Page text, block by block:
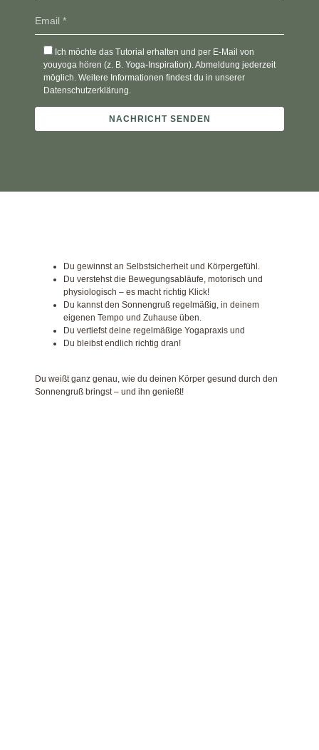
Ich möchte das Tutorial erhalten und per E-Mail von
youyoga hören (z. B. Yoga-Inspiration). Abmeldung jederzeit
möglich. Weitere Informationen findest du in unserer
Datenschutzerklärung.
Du gewinnst an Selbstsicherheit und Körpergefühl.
Du verstehst die Bewegungsabläufe, motorisch und
physiologisch – es macht richtig Klick!
Du kannst den Sonnengruß regelmäßig, in deinem
eigenen Tempo und Zuhause üben.
Du vertiefst deine regelmäßige Yogapraxis und
Du bleibst endlich richtig dran!
Du weißt ganz genau,wie du deinen Körper gesund durch den
Sonnengruß bringst – und ihn genießt!